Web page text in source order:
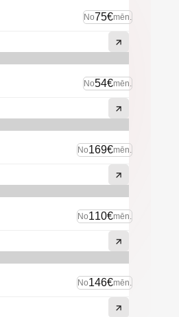
No75€mēn.
No54€mēn.
No169€mēn.
No110€mēn.
No146€mēn.